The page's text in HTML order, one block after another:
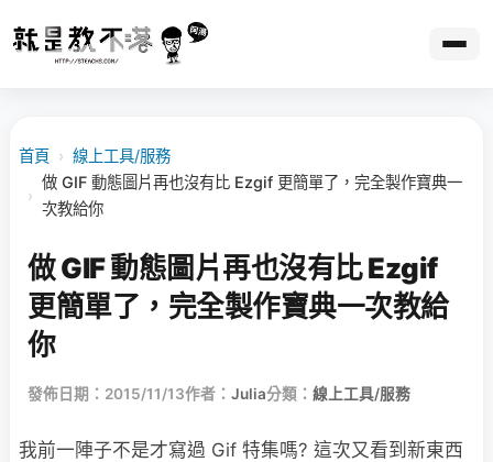
首頁 › 線上工具/服務
›
做 GIF 動態圖片再也沒有比 Ezgif 更簡單了，完全製作寶典一
次教給你
做 GIF 動態圖片再也沒有比 Ezgif
更簡單了，完全製作寶典一次教給
你
發佈日期：2015/11/13作者： Julia分類： 線上工具/服務
我前一陣子不是才寫過 Gif 特集嗎? 這次又看到新東西